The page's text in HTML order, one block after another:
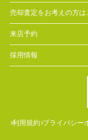
売却査定をお考えの方は
来店予約
採用情報
利用規約 プライバシー